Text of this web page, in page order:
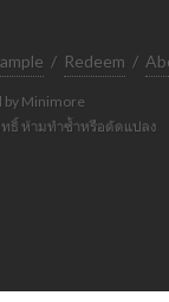
/ Redeem /
by Minimore
ธิ์ ห้ามทำซ้ำหรือดัดแปลง